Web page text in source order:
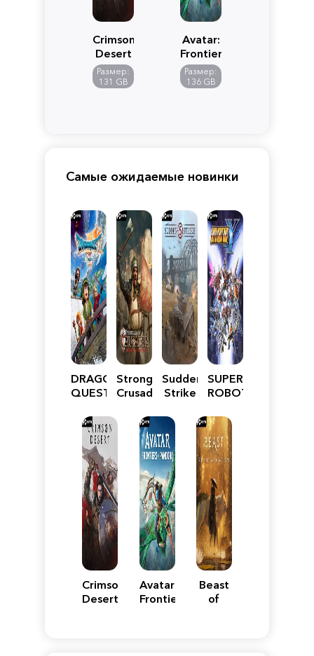
Crimson
Desert
Размер:
131 GB
Avatar:
Frontiers
of
Pandora
Размер:
136 GB
Самые ожидаемые новинки
DRAGON
QUEST
Reimagined
Stronghold
Crusader:
Edition
Sudden
Strike
SUPER
ROBOT
Y
Crimson
Desert
Avatar:
Frontiers
Beast
of